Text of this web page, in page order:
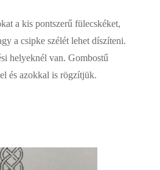
a kis pontszerű fülecskéket,
a csipke szélét lehet díszíteni.
helyeknél van. Gombostű
és azokkal is rögzítjük.